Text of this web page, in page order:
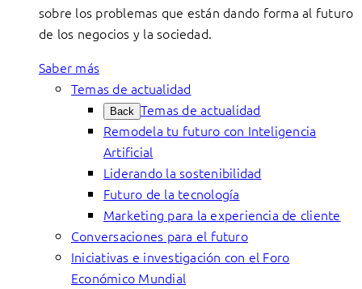
sobre los problemas que están dando forma al futuro
de los negocios y la sociedad.
Saber más
Temas de actualidad
Back Temas de actualidad
Remodela tu futuro con Inteligencia
Artificial
Liderando la sostenibilidad
Futuro de la tecnología
Marketing para la experiencia de cliente
Conversaciones para el futuro
Iniciativas e investigación con el Foro
Económico Mundial